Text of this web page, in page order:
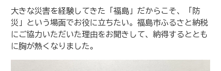
大きな災害を経験してきた「福島」だからこそ、「防
災」という場面でお役に立ちたい。福島市ふるさと納税
にご協力いただいた理由をお聞きして、納得するととも
に胸が熱くなりました。